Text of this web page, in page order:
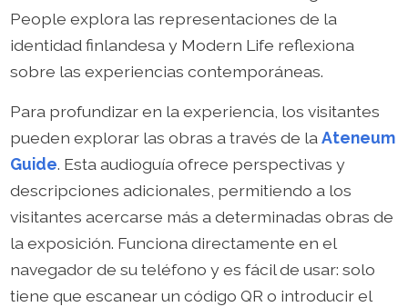
People explora las representaciones de la
identidad finlandesa y Modern Life reflexiona
sobre las experiencias contemporáneas.
Para profundizar en la experiencia, los visitantes
pueden explorar las obras a través de laAteneum
Guide. Esta audioguía ofrece perspectivas y
descripciones adicionales, permitiendo a los
visitantes acercarse más a determinadas obras de
la exposición. Funciona directamente en el
navegador de su teléfono y es fácil de usar: solo
tiene que escanear un código QR o introducir el